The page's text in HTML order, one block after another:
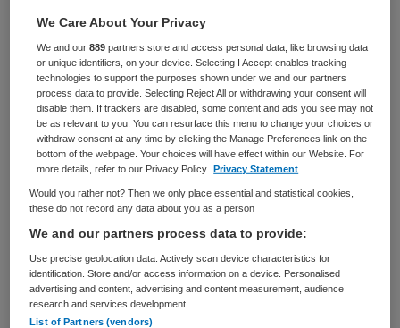
Ziekenhuis
AANSTELLING
Tijdelijk met uitzicht op vast
PLAATSINGSDATUM
26 september 2025 HBO
ERVARING
Ervaren
DIENSTVERBAND
Fulltime
Vacature niet beschikbaar
Deze vacature Business Consultant HR-IT bij Amsterdam
UMC is niet meer actueel. Hieronder staan enkele
vergelijkbare vacatures die voor u wellicht interessant
zijn.
We Care About Your Privacy
We and our889 partners store and access personal data, like browsing data
or unique identifiers, on your device. Selecting I Accept enables tracking
technologies to support the purposes shown under we and our partners
process data to provide. Selecting Reject All or withdrawing your consent will
disable them. If trackers are disabled, some content and ads you see may not
be as relevant to you. You can resurface this menu to change your choices or
withdraw consent at any time by clicking the Manage Preferences link on the
bottom of the webpage. Your choices will have effect within our Website. For
more details, refer to our Privacy Policy.
Privacy Statement
Would you rather not? Then we only place essential and statistical cookies,
these do not record any data about you as a person
We and our partners process data to provide:
Use precise geolocation data. Actively scan device characteristics for
identification. Store and/or access information on a device. Personalised
advertising and content, advertising and content measurement, audience
research and services development.
List of Partners (vendors)